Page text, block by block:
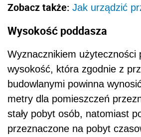
Zobacz także: Jak urządzić
Wysokość poddasza
Wyznacznikiem użyteczności
wysokość, która zgodnie z
budowlanymi powinna
metry dla pomieszczeń
stały pobyt osób, natomiast
przeznaczone na pobyt